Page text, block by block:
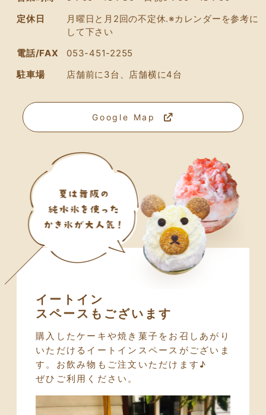
定休日
月曜日と月2回の不定休.※カレンダーを参考に
して下さい
電話/FAX
053-451-2255
駐車場
店舗前に3台、店舗横に4台
Google Map
イートイン
スペースもございます
購入したケーキや焼き菓子を お召しあがり
いただけるイートインスペースが ございま
す。お飲み物もご注文いただけます♪
ぜひご利用ください。